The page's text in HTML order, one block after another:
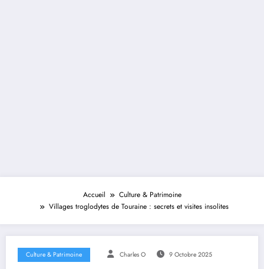
Accueil
Culture & Patrimoine
Villages troglodytes de Touraine : secrets et visites insolites
Culture & Patrimoine Charles O 9 Octobre 2025